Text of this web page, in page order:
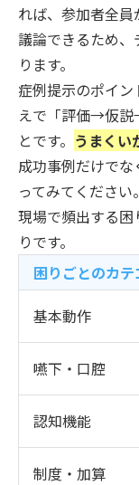
れば、参加者全
議論できるため
ります。
症例提示のポイ
えで「評価→仮
とです。 うまくい
成功事例だけで
ってみてください。
現場で頻出する
りです。
困りごとのカテ
基本動作
嚥下・口腔
認知機能
制度・加算